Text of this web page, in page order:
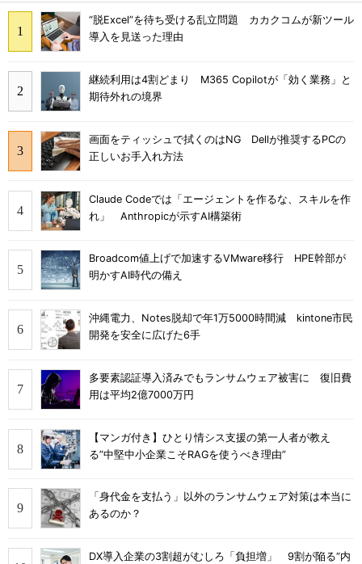
“脱Excel”を待ち受ける乱立問題 カカクコムが新ツール
導入を見送った理由
継続利用は4割どまり M365 Copilotが「効く業務」と
期待外れの境界
画面をティッシュで拭くのはNG Dellが推奨するPCの
正しいお手入れ方法
Claude Codeでは「エージェントを作るな、スキルを作
れ」 Anthropicが示すAI構築術
Broadcom値上げで加速するVMware移行 HPE幹部が
明かすAI時代の備え
沖縄電力、Notes脱却で年1万5000時間減 kintone市民
開発を安全に広げた6手
多要素認証導入済みでもランサムウェア被害に 復旧費
用は平均2億7000万円
【マンガ付き】ひとり情シス支援の第一人者が教え
る”中堅中小企業こそRAGを使うべき理由”
「身代金を支払う」以外のランサムウェア対策は本当に
あるのか？
DX導入企業の3割超がむしろ「負担増」 9割が陥る“内